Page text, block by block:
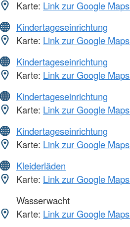
Karte: Link zur Google
Kindertageseinrichtung
Karte: Link zur Google
Kindertageseinrichtung
Karte: Link zur Google
Kindertageseinrichtung
Karte: Link zur Google
Kindertageseinrichtung
Karte: Link zur Google
Kleiderläden
Karte: Link zur Google
Wasserwacht
Karte: Link zur Google